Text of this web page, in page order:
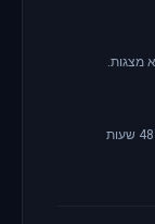
מצגות.
היקף, תוצרים, לוח זמנים ומחיר — נשלח תוך 48 שעות